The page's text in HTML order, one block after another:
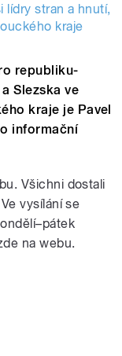
lídry stran a hnutí,
kraje
republiku-
Slezska ve
kraje je Pavel
informační
Všichni dostali
vysílání se
na webu.